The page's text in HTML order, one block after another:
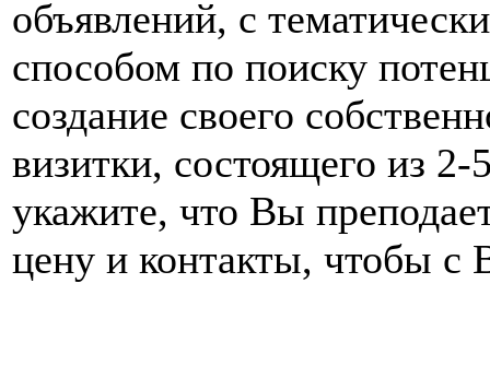
объявлений, с
способом по поиску
создание своего
визитки, состоящего из
укажите, что Вы
цену и контакты, чтобы с